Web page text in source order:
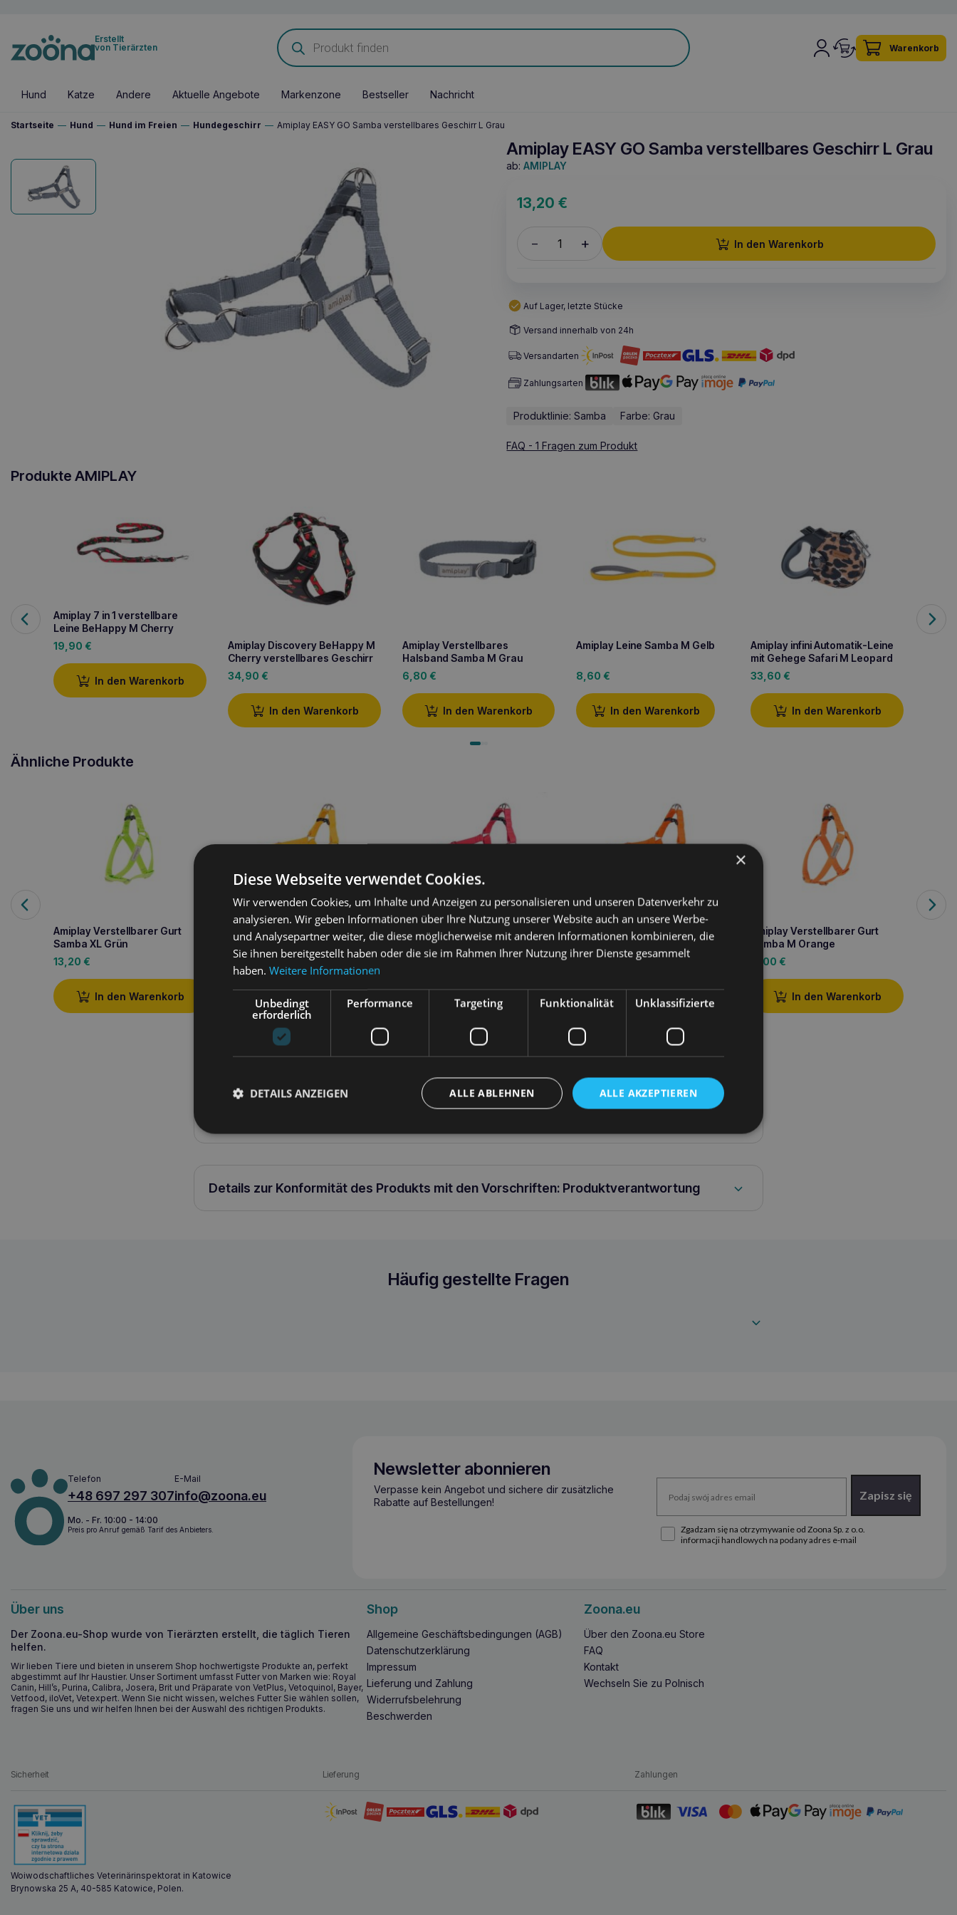
Erstellt
von Tierärzten
Products
search
Warenkorb
Hund Katze Andere Aktuelle Angebote Markenzone Bestseller Nachricht
Startseite — Hund — Hund im Freien — Hundegeschirr — Amiplay EASY GO Samba verstellbares Geschirr L Grau
Amiplay EASY GO Samba verstellbares Geschirr L Grau
ab: AMIPLAY
13,20€
– + In den Warenkorb
Auf Lager, letzte Stücke
Versand innerhalb von 24h
Versandarten
Zahlungsarten
Produktlinie: Samba Farbe: Grau
FAQ - 1 Fragen zum Produkt
Produkte AMIPLAY
Amiplay 7 in 1 verstellbare
Leine BeHappy M Cherry
19,90 €
In den Warenkorb
Amiplay Discovery BeHappy M
Cherry verstellbares Geschirr
34,90 €
In den Warenkorb
Amiplay Verstellbares
Halsband Samba M Grau
6,80 €
In den Warenkorb
Amiplay Leine Samba M Gelb
8,60 €
In den Warenkorb
Amiplay infini Automatik-Leine
mit Gehege Safari M Leopard
33,60 €
In den Warenkorb
Ähnliche Produkte
Amiplay Verstellbarer Gurt
Samba XL Grün
13,20 €
In den Warenkorb
Amiplay EASY GO Samba
verstellbarer Gurt M Gelb
11,60€
In den Warenkorb
Amiplay EASY GO Samba XL
verstellbares Geschirr Rot
14,80€
In den Warenkorb
Amiplay EASY GO Samba M
verstellbarer Gurt Orange
11,60€
In den Warenkorb
Amiplay Verstellbarer Gurt
Samba M Orange
11,00 €
In den Warenkorb
EASY GO Samba verstellbarer Gurt L 55-75 [c , d] x 2,5cm
Details zur Konformität des Produkts mit den Vorschriften: Produktverantwortung
Amiplay EASY GO Samba verstellbares Geschirr L GrauHäufig gestellte Fragen
Telefon
+48 697 297 307
E-Mail
info@zoona.eu
Mo. - Fr. 10:00 - 14:00
Preis pro Anruf gemäß Tarif des Anbieters.
Newsletter abonnieren
Verpasse kein Angebot und sichere dir zusätzliche
Rabatte auf Bestellungen!
Zapisz się
Zgadzam się na otrzymywanie od Zoona Sp. z o.o.
informacji handlowych na podany adres e-mail
Über uns
Der Zoona.eu-Shop wurde von Tierärzten erstellt, die täglich Tieren
helfen.
Wir lieben Tiere und bieten in unserem Shop hochwertigste Produkte an, perfekt
abgestimmt auf Ihr Haustier. Unser Sortiment umfasst Futter von Marken wie: Royal
Canin, Hill’s, Purina, Calibra, Josera, Brit und Präparate von VetPlus, Vetoquinol, Bayer,
Vetfood, iloVet, Vetexpert. Wenn Sie nicht wissen, welches Futter Sie wählen sollen,
fragen Sie uns und wir helfen Ihnen bei der Auswahl des richtigen Produkts.
Shop
Allgemeine Geschäftsbedingungen (AGB)
Datenschutzerklärung
Impressum
Lieferung und Zahlung
Widerrufsbelehrung
Beschwerden
Zoona.eu
Über den Zoona.eu Store
FAQ
Kontakt
Wechseln Sie zu Polnisch
Sicherheit
Woiwodschaftliches Veterinärinspektorat in Katowice
Brynowska 25 A, 40-585 Katowice, Polen.
Lieferung Zahlungen
×
Diese Webseite verwendet Cookies.
Wir verwenden Cookies, um Inhalte und Anzeigen zu personalisieren und unseren Datenverkehr zu
analysieren. Wir geben Informationen über Ihre Nutzung unserer Website auch an unsere Werbe-
und Analysepartner weiter, die diese möglicherweise mit anderen Informationen kombinieren, die
Sie ihnen bereitgestellt haben oder die sie im Rahmen Ihrer Nutzung ihrer Dienste gesammelt
haben. Weitere Informationen
Unbedingt
erforderlich
Performance Targeting Funktionalität Unklassifizierte
ALLE AKZEPTIEREN
ALLE ABLEHNEN
DETAILS ANZEIGEN